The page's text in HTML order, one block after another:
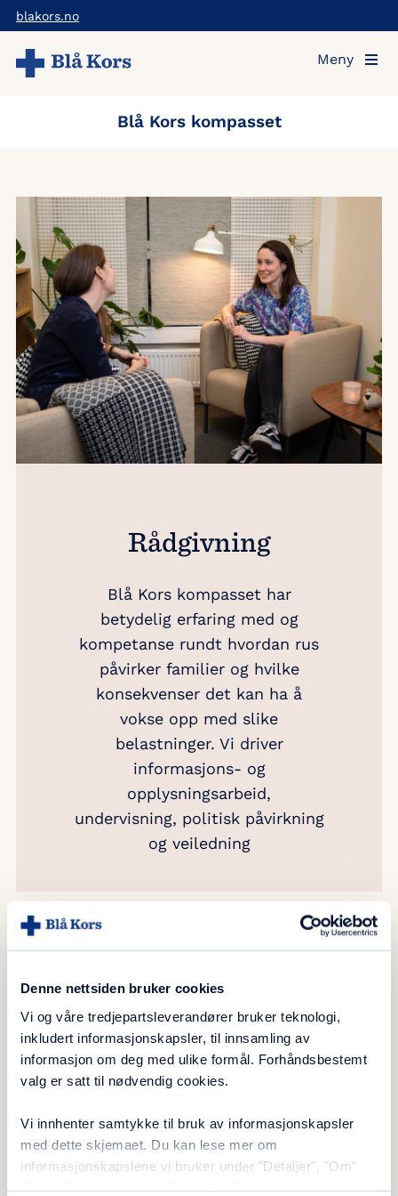
Denne nettsiden bruker cookies
Vi og våre tredjepartsleverandører bruker teknologi,
inkludert informasjonskapsler, til innsamling av
informasjon om deg med ulike formål. Forhåndsbestemt
valg er satt til nødvendig cookies.
Vi innhenter samtykke til bruk av informasjonskapsler
med dette skjemaet. Du kan lese mer om
informasjonskapslene vi bruker under "Detaljer", "Om"
Hopp
til
hovedinnholdet
blakors.no
Meny
Blå Kors kompasset
Rådgivning
Blå Kors kompasset har
betydelig erfaring med og
kompetanse rundt hvordan rus
påvirker familier og hvilke
konsekvenser det kan ha å
vokse opp med slike
belastninger. Vi driver
informasjons- og
opplysningsarbeid,
undervisning, politisk påvirkning
og veiledning
Rus, og særlig misbruk av alkohol, er et
Blå Kors kompasset ser det som sin oppgave å
rette fokus mot denne tematikken, både på
samfunnsnivå og i faglige sammenhenger.
driver informasjons- og opplysningsarbeid,
undervisning, politisk påvirkning og veiledning
for å understreke at dette angår en betydelig
gruppe unge mennesker.